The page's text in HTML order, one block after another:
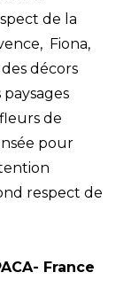
de la
Fiona,
décors
de
pour
respect de
France